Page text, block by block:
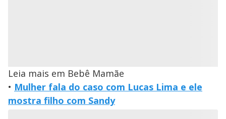
Leia mais em Bebê Mamãe
• Mulher fala do caso com Lucas Lima e ele
mostra filho com Sandy